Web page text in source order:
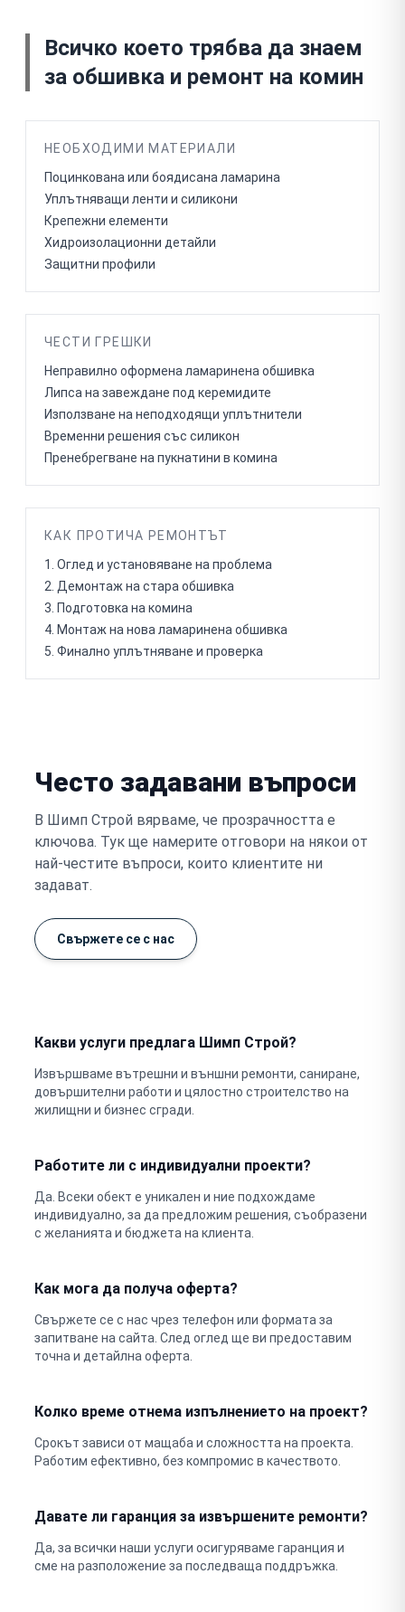
Всичко което трябва да знаем
за обшивка и ремонт на комин
НЕОБХОДИМИ МАТЕРИАЛИ
Поцинкована или боядисана ламарина
Уплътняващи ленти и силикони
Крепежни елементи
Хидроизолационни детайли
Защитни профили
ЧЕСТИ ГРЕШКИ
Неправилно оформена ламаринена обшивка
Липса на завеждане под керемидите
Използване на неподходящи уплътнители
Временни решения със силикон
Пренебрегване на пукнатини в комина
КАК ПРОТИЧА РЕМОНТЪТ
Оглед и установяване на проблема
Демонтаж на стара обшивка
Подготовка на комина
Монтаж на нова ламаринена обшивка
Финално уплътняване и проверка
Често задавани въпроси
В Шимп Строй вярваме, че прозрачността е
ключова. Тук ще намерите отговори на някои от
най-честите въпроси, които клиентите ни
задават.
Свържете се с нас
Какви услуги предлага Шимп Строй?
Извършваме вътрешни и външни ремонти, саниране,
довършителни работи и цялостно строителство на
жилищни и бизнес сгради.
Работите ли с индивидуални проекти?
Да. Всеки обект е уникален и ние подхождаме
индивидуално, за да предложим решения, съобразени
с желанията и бюджета на клиента.
Как мога да получа оферта?
Свържете се с нас чрез телефон или формата за
запитване на сайта. След оглед ще ви предоставим
точна и детайлна оферта.
Колко време отнема изпълнението на проект?
Срокът зависи от мащаба и сложността на проекта.
Работим ефективно, без компромис в качеството.
Давате ли гаранция за извършените ремонти?
Да, за всички наши услуги осигуряваме гаранция и
сме на разположение за последваща поддръжка.